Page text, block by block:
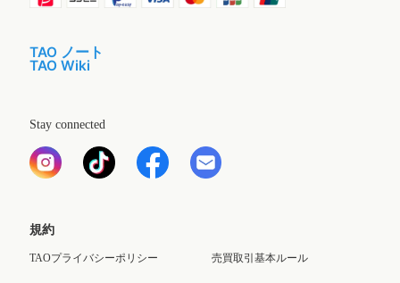
TAO ノート
TAO Wiki
Stay connected
規約
TAOプライバシーポリシー 売買取引基本ルール